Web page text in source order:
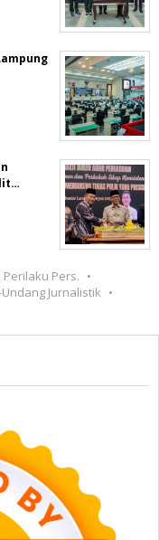
Perilaku Pers.
Jurnalistik